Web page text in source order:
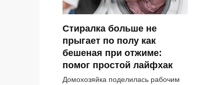
Стиралка больше не
прыгает по полу как
бешеная при отжиме:
помог простой лайфхак
Домохозяйка поделилась рабочим